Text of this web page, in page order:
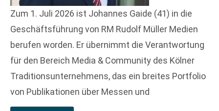
Zum 1. Juli 2026 ist Johannes Gaide (41) in die
Geschäftsführung von RM Rudolf Müller Medien
berufen worden. Er übernimmt die Verantwortung
für den Bereich Media & Community des Kölner
Traditionsunternehmens, das ein breites Portfolio
von Publikationen über Messen und